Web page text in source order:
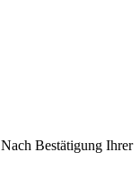
Nach Bestätigung Ihrer